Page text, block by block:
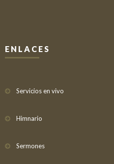
ENLACES
Servicios en vivo
Himnario
Sermones